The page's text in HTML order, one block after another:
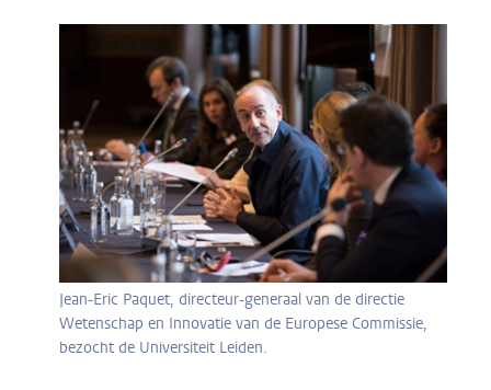
Jean-Eric Paquet, directeur-generaal van de directie
Wetenschap en Innovatie van de Europese Commissie,
bezocht de Universiteit Leiden.